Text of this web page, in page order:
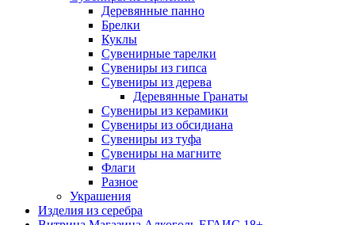
Деревянные панно
Брелки
Куклы
Сувенирные тарелки
Сувениры из гипса
Сувениры из дерева
Деревянные Гранаты
Сувениры из керамики
Сувениры из обсидиана
Сувениры из туфа
Сувениры на магните
Флаги
Разное
Украшения
Изделия из серебра